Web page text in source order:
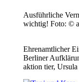
Ausführliche
wichtig! Foto: ©
Ehrenamtlicher
Berliner
aktion tier,